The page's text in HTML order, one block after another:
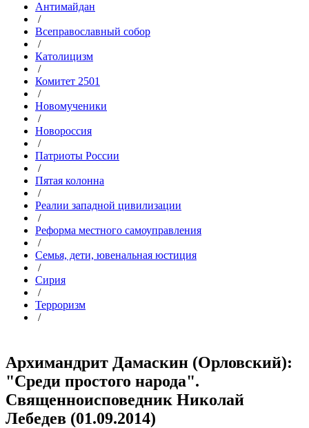
Антимайдан
/
Всеправославный собор
/
Католицизм
/
Комитет 2501
/
Новомученики
/
Новороссия
/
Патриоты России
/
Пятая колонна
/
Реалии западной цивилизации
/
Реформа местного самоуправления
/
Семья, дети, ювенальная юстиция
/
Сирия
/
Терроризм
/
Архимандрит Дамаскин (Орловский):
"Среди простого народа".
Священноисповедник Николай
Лебедев (01.09.2014)